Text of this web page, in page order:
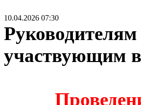
10.04.2026 07:30
участвующим в